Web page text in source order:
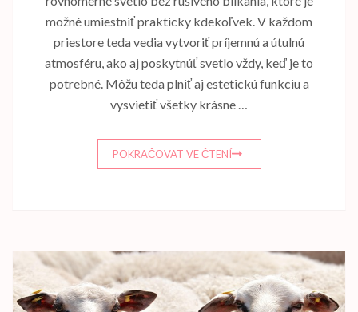
možné umiestniť prakticky kdekoľvek. V každom
priestore teda vedia vytvoriť príjemnú a útulnú
atmosféru, ako aj poskytnúť svetlo vždy, keď je to
potrebné. Môžu teda plniť aj estetickú funkciu a
vysvietiť všetky krásne …
POKRAČOVAT VE ČTENÍ